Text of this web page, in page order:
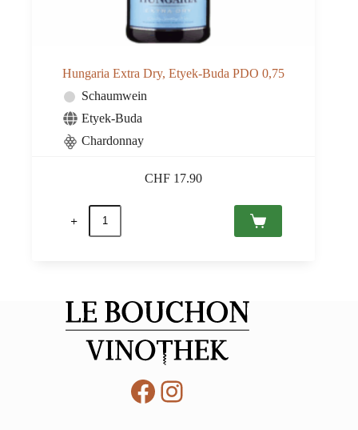
Hungaria Extra Dry, Etyek-Buda PDO 0,75
Schaumwein
Etyek-Buda
Chardonnay
CHF 17.90
Hungaria
Extra
Dry,
Menge
Facebook
Instagram